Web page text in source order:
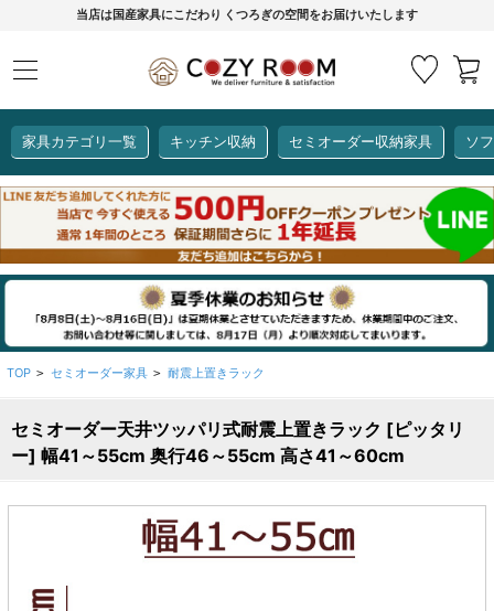
当店は国産家具にこだわり くつろぎの空間をお届けいたします
家具カテゴリ一覧 キッチン収納 セミオーダー収納家具 ソ
キッチン収納
全て見る
特徴で選ぶ
生活感を隠せるレンジ台
ダストボックス収納可能
サイズで選ぶ
幅60cm
ロータイプレンジ台
セミオーダー収納家具
全て見る
【GRANNER2】テレビ台・リビング
【FLEXY】3方向オーダー家具
【LASCO】ワードローブ
【SUNNY】サニタリー収納
【Pittaly】耐震上置きラック
【Idea】デスク
ソファー
全て見る
1人掛けソファー
L型ソファー
合皮ソファー
ファブリックソファー
本革ソファー
オットマン
リビング家具
全て見る
クス
アコーディオンドア
デスク・デスクワゴン
タワー tower（山崎実
クリーナースタンド
引き戸式カウンター下
ラック
ダイニングセット
全て見る
チェア
カーインテリア
全て見る
【標準幅】リアシートテーブル
【ワイド幅】リアシートテーブル
【標準幅用】テレビスタンド
COZY ROOMオリジナル
全て見る
ここでしか買えない！COZY ROOMオリジナル家具
生活感を隠してスッキリ収納
レンジ台【CUBO】
狭いキッチンのお悩み解決
【COOKING ASSISTANT】
かさばる調理器具の宿屋
ディスプレイ鍋収納【Pots】
個室型デスク【COZYROOM】
TOP > セミオーダー家具 > 耐震上置きラック
セミオーダー天井ツッパリ式耐震上置きラック [ピッタリ
ー] 幅41～55cm 奥行46～55cm 高さ41～60cm